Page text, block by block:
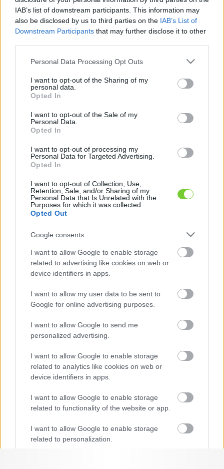
IAB’s list of downstream participants. This information may
also be disclosed by us to third parties on the IAB’s List of
Downstream Participants that may further disclose it to other
Please note that this website/app uses one or more Google
not limited to your visit or usage behaviour. You may click to
grant or deny consent to Google and its third-party tags to
use your data for below specified purposes in below Google
consent section.
Personal Data Processing Opt Outs
I want to opt-out of the Sharing of my
personal data.
Opted In
I want to opt-out of the Sale of my
Personal Data.
Opted In
I want to opt-out of processing my
Personal Data for Targeted Advertising.
Opted In
I want to opt-out of Collection, Use,
Retention, Sale, and/or Sharing of my
Personal Data that Is Unrelated with the
Purposes for which it was collected.
Opted Out
Google consents
I want to allow Google to enable storage
related to advertising like cookies on web or
device identifiers in apps.
I want to allow my user data to be sent to
Google for online advertising purposes.
I want to allow Google to send me
personalized advertising.
I want to allow Google to enable storage
related to analytics like cookies on web or
device identifiers in apps.
I want to allow Google to enable storage
related to functionality of the website or app.
I want to allow Google to enable storage
related to personalization.
Felhasználónév
Jelszó
Emlékezzen
Elfelejtette jelszavát?
Bejelentkezés
faiskola.hu
MI A FAISKOLA.HU?
KERTÉSZ ÉS KERTÉSZET REGISZTRÁCIÓ
143
7
14
7
10
16
6
12
12
2
9
4
2
2
143
7
14
7
16
6
12
12
2
9
4
2
2